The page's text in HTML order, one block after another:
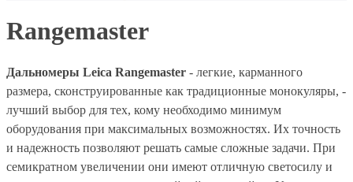
Rangemaster
Дальномеры Leica Rangemaster - легкие, карманного
размера, сконструированные как традиционные монокуляры, -
лучший выбор для тех, кому необходимо минимум
оборудования при максимальных возможностях. Их точность
и надежность позволяют решать самые сложные задачи. При
семикратном увеличении они имеют отличную светосилу и